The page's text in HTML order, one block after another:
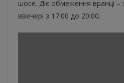
шосе. Діє обмеження вранці –
ввечері з 17:00 до 20:00.